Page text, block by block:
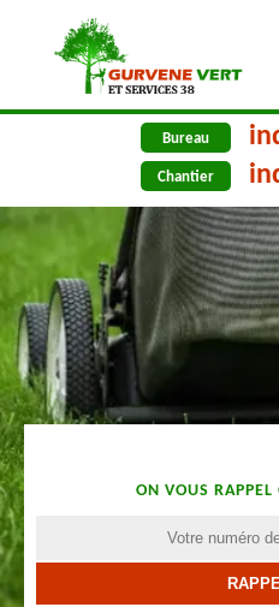
Bureau
Chantier
ON VOUS